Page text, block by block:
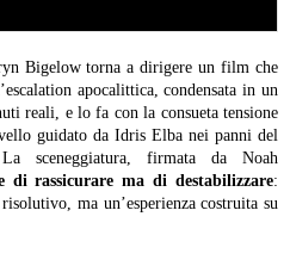
Bigelowtorna a dirigere un film che
apocalittica, condensata in un
reali, e lo fa con la consueta tensione
guidato da Idris Elba nei panni del
sceneggiatura, firmata da Noah
di rassicurare ma di destabilizzare:
ma un’esperienza costruita su